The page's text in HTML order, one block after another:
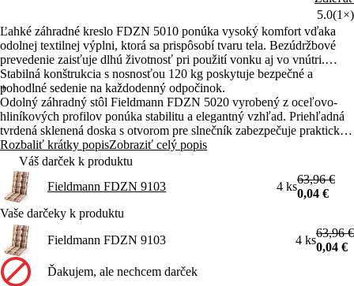
5.0(1×)
Ľahké záhradné kreslo FDZN 5010 ponúka vysoký komfort vďaka
odolnej textilnej výplni, ktorá sa prispôsobí tvaru tela. Bezúdržbové
prevedenie zaisťuje dlhú životnosť pri použití vonku aj vo vnútri.
Stabilná konštrukcia s nosnosťou 120 kg poskytuje bezpečné a
pohodlné sedenie na každodenný odpočinok.
+
Odolný záhradný stôl Fieldmann FDZN 5020 vyrobený z oceľovo-
hliníkových profilov ponúka stabilitu a elegantný vzhľad. Priehľadná
tvrdená sklenená doska s otvorom pre slnečník zabezpečuje praktické
použitie. Ideálna voľba pre vonkajšie aj vnútorné priestory.
Rozbaliť krátky popisZobraziť celý popis
Váš darček k produktu
Fieldmann FDZN 9103
4 ks
63,96 €
0,04 €
Vaše darčeky k produktu
Fieldmann FDZN 9103
4 ks
63,96 €
0,04 €
Ďakujem, ale nechcem darček